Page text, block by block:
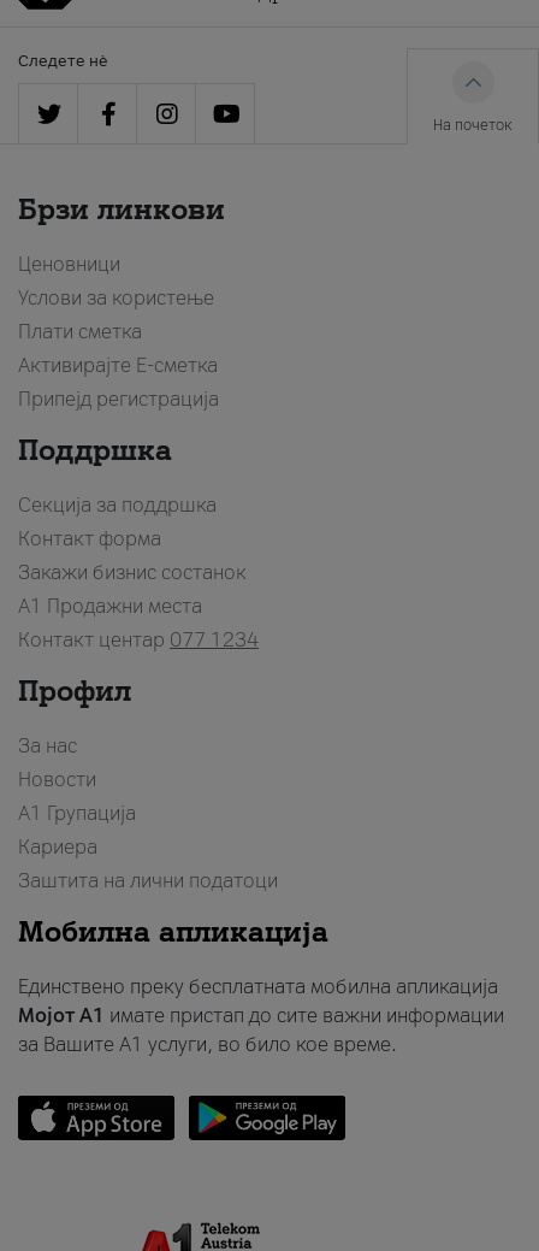
Следете нè
На почеток
Брзи линкови
Ценовници
Услови за користење
Плати сметка
Активирајте Е-сметка
Припејд регистрација
Поддршка
Секција за поддршка
Контакт форма
Закажи бизнис состанок
A1 Продажни места
Контакт центар 077 1234
Профил
За нас
Новости
А1 Групација
Кариера
Заштита на лични податоци
Мобилна апликација
Единствено преку бесплатната мобилна апликација
Мојот A1 имате пристап до сите важни информации
за Вашите A1 услуги, во било кое време.